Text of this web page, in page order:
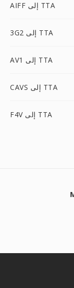
AIFF إلى TTA
3G2 إلى TTA
AV1 إلى TTA
CAVS إلى TTA
F4V إلى TTA